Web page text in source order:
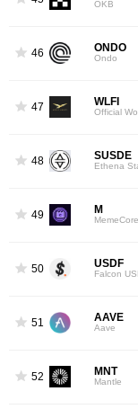
OKB
46 ONDO
Ondo
47 WLFI
Official
48 SUSDE
Ethena
49 M
MemeCore
50 USDF
Falcon
51 AAVE
Aave
52 MNT
Mantle